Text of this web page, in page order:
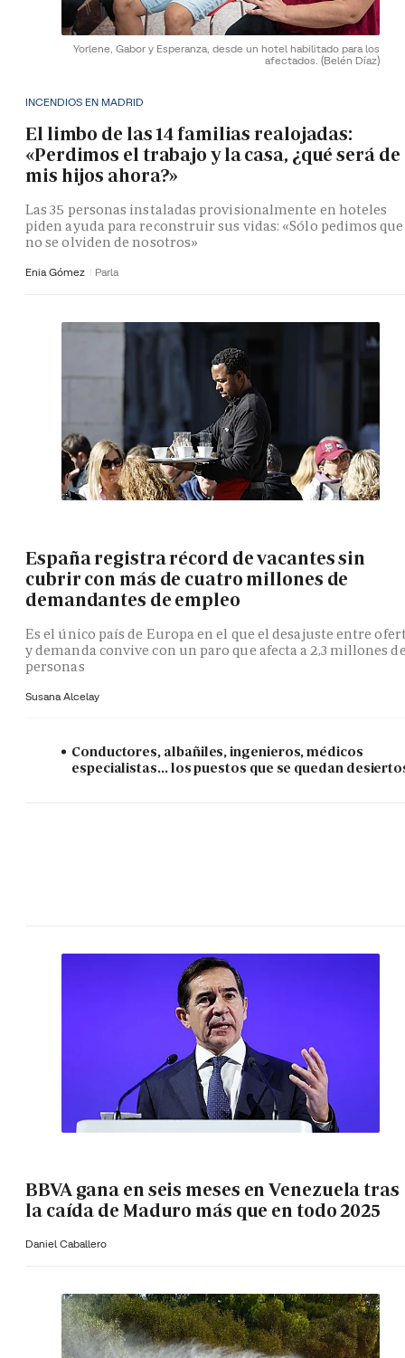
Yorlene, Gabor y Esperanza, desde un hotel habilitado para los
afectados. (Belén Díaz)
INCENDIOS EN MADRID
El limbo de las 14 familias realojadas:
«Perdimos el trabajo y la casa, ¿qué será de
mis hijos ahora?»
Las 35 personas instaladas provisionalmente en hoteles
piden ayuda para reconstruir sus vidas: «Sólo pedimos que
no se olviden de nosotros»
Enia Gómez Parla
España registra récord de vacantes sin
cubrir con más de cuatro millones de
demandantes de empleo
Es el único país de Europa en el que el desajuste entre
y demanda convive con un paro que afecta a 2,3 millones
personas
Susana Alcelay
Conductores, albañiles, ingenieros, médicos
especialistas... los puestos que se quedan
BBVA gana en seis meses en Venezuela tras
la caída de Maduro más que en todo 2025
Daniel Caballero